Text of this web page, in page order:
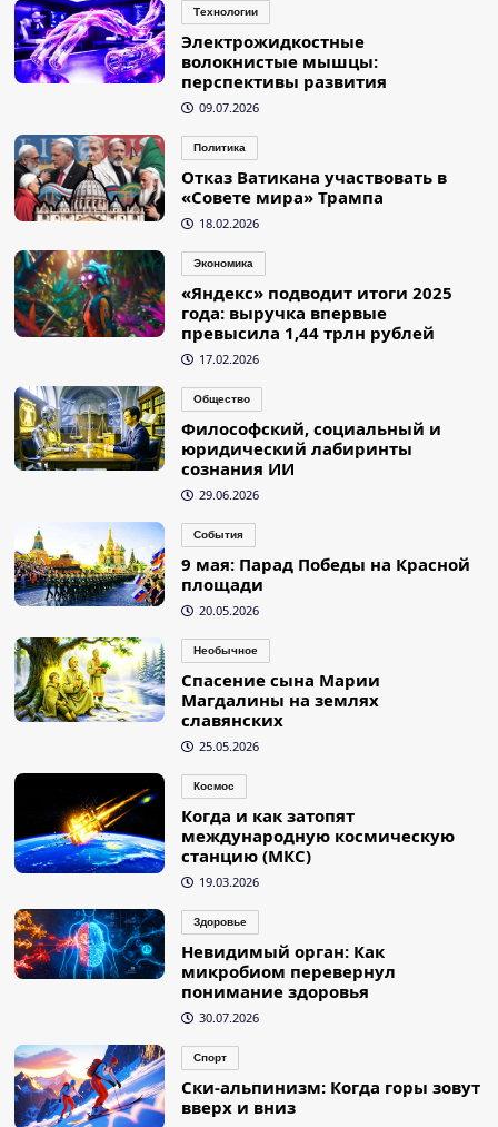
Технологии
Электрожидкостные
волокнистые мышцы:
перспективы развития
09.07.2026
Политика
Отказ Ватикана участвовать в
«Совете мира» Трампа
18.02.2026
Экономика
«Яндекс» подводит итоги 2025
года: выручка впервые
превысила 1,44 трлн рублей
17.02.2026
Общество
Философский, социальный и
юридический лабиринты
сознания ИИ
29.06.2026
События
9 мая: Парад Победы на Красной
площади
20.05.2026
Необычное
Спасение сына Марии
Магдалины на землях
славянских
25.05.2026
Космос
Когда и как затопят
международную космическую
станцию (МКС)
19.03.2026
Здоровье
Невидимый орган: Как
микробиом перевернул
понимание здоровья
30.07.2026
Спорт
Ски-альпинизм: Когда горы зовут
вверх и вниз